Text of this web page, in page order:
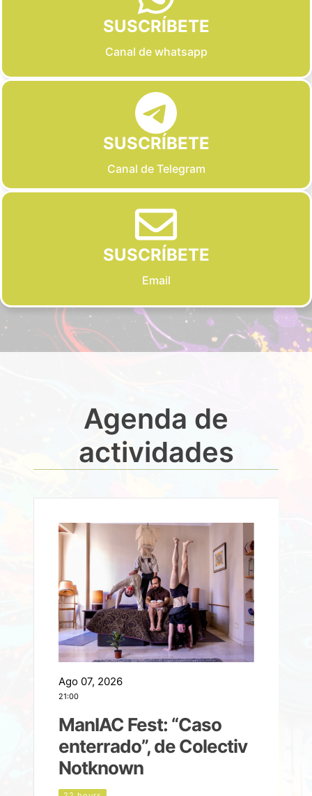
SUSCRÍBETE
Canal de whatsapp
SUSCRÍBETE
Canal de Telegram
SUSCRÍBETE
Email
Agenda de
actividades
Ago 07, 2026
21:00
ManIAC Fest: “Caso
enterrado”, de Colectiv
Notknown